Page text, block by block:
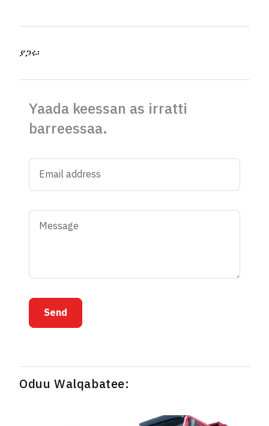
ያጋሩ፡
Yaada keessan as irratti
barreessaa.
Send
Oduu Walqabatee: